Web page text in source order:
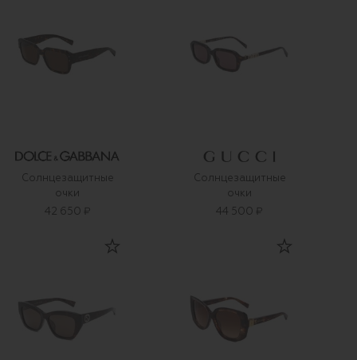
Солнцезащитные
очки
42 650 ₽
Солнцезащитные
очки
44 500 ₽